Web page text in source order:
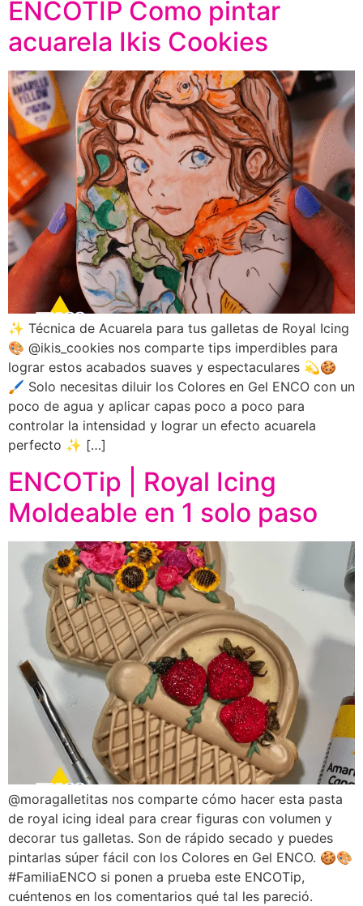
ENCOTIP Como pintar
acuarela Ikis Cookies
✨ Técnica de Acuarela para tus galletas de Royal Icing
🎨 @ikis_cookies nos comparte tips imperdibles para
lograr estos acabados suaves y espectaculares 💫🍪
🖌️ Solo necesitas diluir los Colores en Gel ENCO con un
poco de agua y aplicar capas poco a poco para
controlar la intensidad y lograr un efecto acuarela
perfecto ✨ […]
ENCOTip | Royal Icing
Moldeable en 1 solo paso
@moragalletitas nos comparte cómo hacer esta pasta
de royal icing ideal para crear figuras con volumen y
decorar tus galletas. Son de rápido secado y puedes
pintarlas súper fácil con los Colores en Gel ENCO. 🍪🎨
#FamiliaENCO si ponen a prueba este ENCOTip,
cuéntenos en los comentarios qué tal les pareció.